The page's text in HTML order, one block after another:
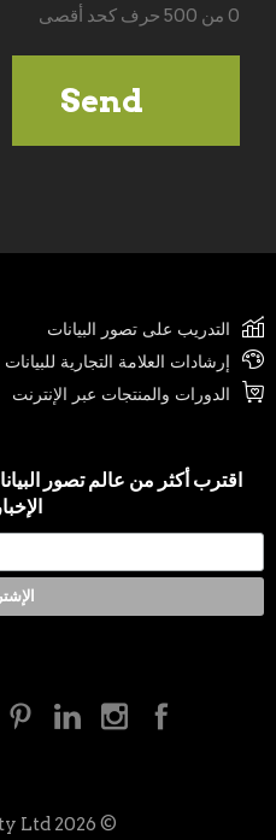
0 من 500 حرف كحد أقصى
التدريب على تصور البيانات
إرشادات العلامة التجارية للبيانات
الدورات والمنتجات عبر الإنترنت
اقترب أكثر من عالم تصور
© 2026 Data Arts Pty Ltd